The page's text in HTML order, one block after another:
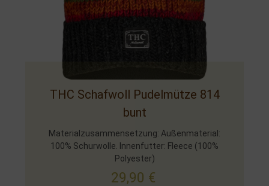
THC Schafwoll Pudelmütze 814
bunt
Materialzusammensetzung: Außenmaterial:
100% Schurwolle. Innenfutter: Fleece (100%
Polyester)
29,90 €